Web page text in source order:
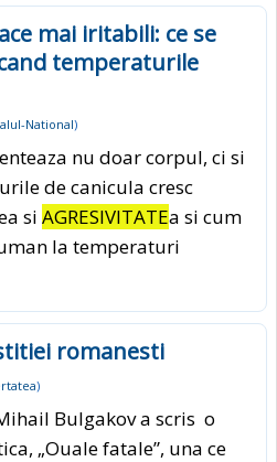
mai iritabili: ce se
temperaturile
National)
nu doar corpul, ci si
de canicula cresc
si AGRESIVITATEa si cum
la temperaturi
romanesti
)
Bulgakov a scris o
„Ouale fatale”, una ce